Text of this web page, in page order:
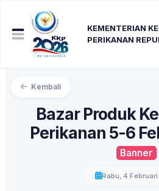
KEMENTERIAN
PERIKANAN
Kembali
Bazar Produk
Perikanan 5-6
Banner
Rabu, 4